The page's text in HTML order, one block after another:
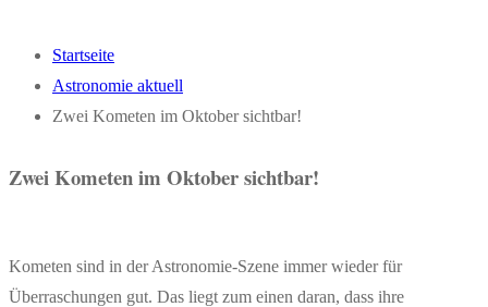
Startseite
Astronomie aktuell
Zwei Kometen im Oktober sichtbar!
Zwei Kometen im Oktober sichtbar!
Kometen sind in der Astronomie-Szene immer wieder für
Überraschungen gut. Das liegt zum einen daran, dass ihre